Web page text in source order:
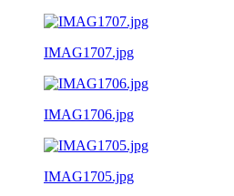
IMAG1707.jpg
IMAG1706.jpg
IMAG1705.jpg